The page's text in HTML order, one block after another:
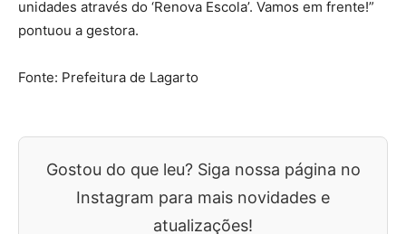
unidades através do ‘Renova Escola’. Vamos em frente!”
pontuou a gestora.
Fonte: Prefeitura de Lagarto
Gostou do que leu? Siga nossa página no
Instagram para mais novidades e
atualizações!